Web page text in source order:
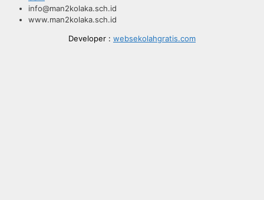
info@man2kolaka.sch.id
www.man2kolaka.sch.id
Developer : websekolahgratis.com